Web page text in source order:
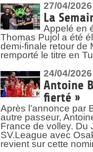
27/04/2026
La
Appelé en
Thomas Pujol a été
demi-finale retour de
remporté le titre en
24/04/2026
Antoine
fierté »
Après l’annonce par
autre passeur,
France de volley. Du
SV.League avec
revient sur cette